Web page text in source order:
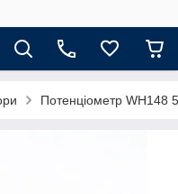
Потенціометр WH148